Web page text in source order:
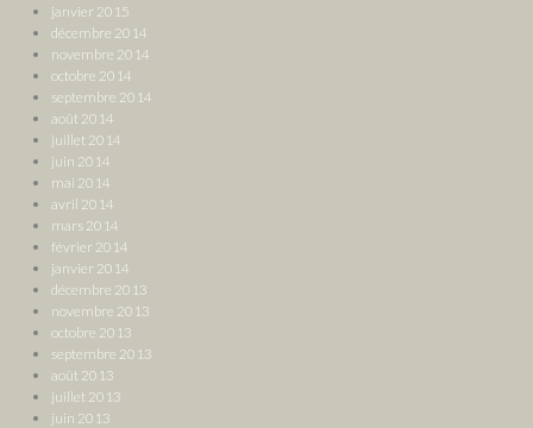
janvier 2015
décembre 2014
novembre 2014
octobre 2014
septembre 2014
août 2014
juillet 2014
juin 2014
mai 2014
avril 2014
mars 2014
février 2014
janvier 2014
décembre 2013
novembre 2013
octobre 2013
septembre 2013
août 2013
juillet 2013
juin 2013